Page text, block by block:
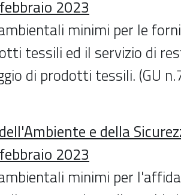
2023
minimi per le
tessili ed il servizio di
di prodotti tessili. (GU
e della
2023
minimi per